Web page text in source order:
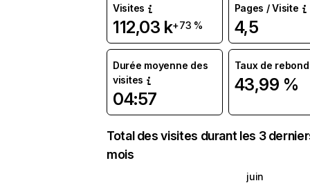
Visites
112,03 k+73 %
Pages / Visite
4,5
Durée moyenne des
visites
04:57
Taux de rebond
43,99 %
Total des visites durant les 3
mois
juin